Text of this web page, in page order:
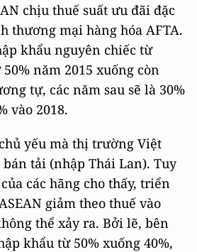
chịu thuế suất ưu đãi đặc
thương mại hàng hóa AFTA.
khẩu nguyên chiếc từ
năm 2015 xuống còn
tự, các năm sau sẽ là 30%
vào 2018.
yếu mà thị trường Việt
tải (nhập Thái Lan). Tuy
các hãng cho thấy, triển
giảm theo thuế vào
thể xảy ra. Bởi lẽ, bên
khẩu từ 50% xuống 40%,